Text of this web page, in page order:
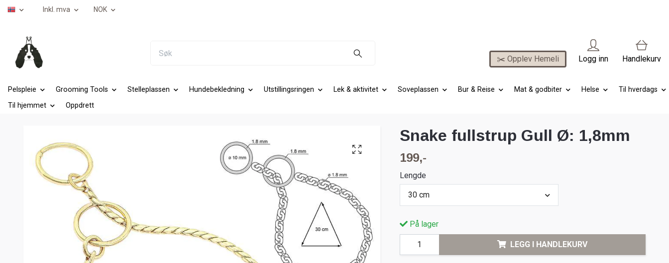
Inkl. mva NOK
✂️ Opplev Hemeli Logg inn Handlekurv
Pelspleie Grooming Tools Stelleplassen Hundebekledning Utstillingsringen Lek & aktivitet Soveplassen Bur & Reise Mat & godbiter Helse
Til hverdags
Til hjemmet
Oppdrett
Snake fullstrup Gull Ø: 1,8mm
199,-
Lengde
30 cm
På lager
LEGG I HANDLEKURV